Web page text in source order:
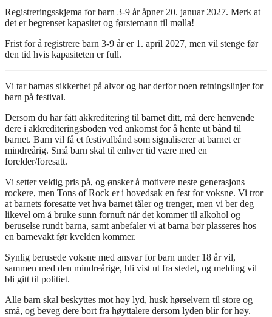
Registreringsskjema for barn 3-9 år åpner 20. januar 2027. Merk at
det er begrenset kapasitet og førstemann til mølla!
Frist for å registrere barn 3-9 år er 1. april 2027, men vil stenge før
den tid hvis kapasiteten er full.
Vi tar barnas sikkerhet på alvor og har derfor noen retningslinjer for
barn på festival.
Dersom du har fått akkreditering til barnet ditt, må dere henvende
dere i akkrediteringsboden ved ankomst for å hente ut bånd til
barnet. Barn vil få et festivalbånd som signaliserer at barnet er
mindreårig. Små barn skal til enhver tid være med en
forelder/foresatt.
Vi setter veldig pris på, og ønsker å motivere neste generasjons
rockere, men Tons of Rock er i hovedsak en fest for voksne. Vi tror
at barnets foresatte vet hva barnet tåler og trenger, men vi ber deg
likevel om å bruke sunn fornuft når det kommer til alkohol og
beruselse rundt barna, samt anbefaler vi at barna bør plasseres hos
en barnevakt før kvelden kommer.
Synlig berusede voksne med ansvar for barn under 18 år vil,
sammen med den mindreårige, bli vist ut fra stedet, og melding vil
bli gitt til politiet.
Alle barn skal beskyttes mot høy lyd, husk hørselvern til store og
små, og beveg dere bort fra høyttalere dersom lyden blir for høy.